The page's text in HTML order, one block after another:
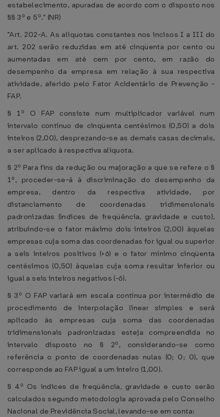
estabelecimento, apuradas de acordo com o disposto nos
§§ 3º e 5º." (NR)
"Art. 202-A. As alíquotas constantes nos incisos I a III do
art. 202 serão reduzidas em até cinqüenta por cento ou
aumentadas em até cem por cento, em razão do
desempenho da empresa em relação à sua respectiva
atividade, aferido pelo Fator Acidentário de Prevenção -
FAP.
§ 1º O FAP consiste num multiplicador variável num
intervalo contínuo de cinqüenta centésimos (0,50) a dois
inteiros (2,00), desprezando-se as demais casas decimais,
a ser aplicado à respectiva alíquota.
§ 2º Para fins da redução ou majoração a que se refere o §
1º, proceder-se-á à discriminação do desempenho da
empresa, dentro da respectiva atividade, por
distanciamento de coordenadas tridimensionais
padronizadas (índices de freqüência, gravidade e custo),
atribuindo-se o fator máximo dois inteiros (2,00) àquelas
empresas cuja soma das coordenadas for igual ou superior
a seis inteiros positivos (+6) e o fator mínimo cinqüenta
centésimos (0,50) àquelas cuja soma resultar inferior ou
igual a seis inteiros negativos (-6).
§ 3º O FAP variará em escala contínua por intermédio de
procedimento de interpolação linear simples e será
aplicado às empresas cuja soma das coordenadas
tridimensionais padronizadas esteja compreendida no
intervalo disposto no § 2º, considerando-se como
referência o ponto de coordenadas nulas (0; 0; 0), que
corresponde ao FAP igual a um inteiro (1,00).
§ 4º Os índices de freqüência, gravidade e custo serão
calculados segundo metodologia aprovada pelo Conselho
Nacional de Previdência Social, levando-se em conta: